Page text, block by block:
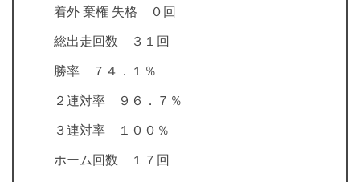
着外 棄権 失格 ０回
総出走回数 ３１回
勝率 ７４．１％
２連対率 ９６．７％
３連対率 １００％
ホーム回数 １７回